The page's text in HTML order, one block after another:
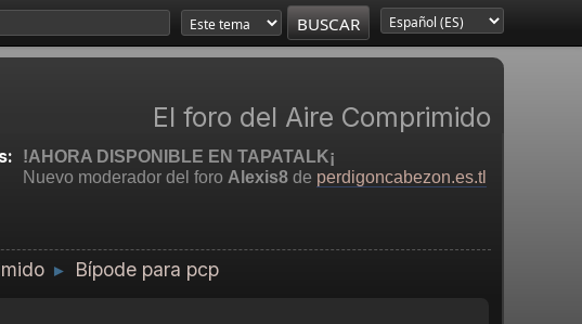
El foro del Aire Comprimido
!AHORA DISPONIBLE EN TAPATALK¡
Nuevo moderador del foro Alexis8 de perdigoncabezon.es.tl
► Bípode para pcp